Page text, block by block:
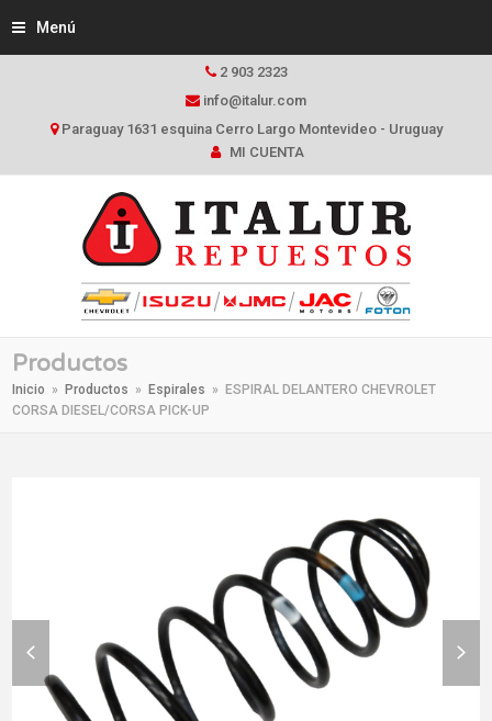
Menú
2 903 2323
info@italur.com
Paraguay 1631 esquina Cerro Largo Montevideo - Uruguay
MI CUENTA
Productos
Inicio » Productos » Espirales »
ESPIRAL DELANTERO CHEVROLET
CORSA DIESEL/CORSA PICK-UP
slide